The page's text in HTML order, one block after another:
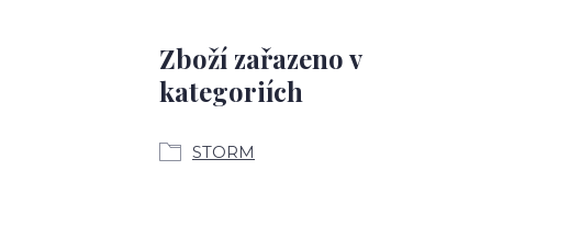
Zboží zařazeno v
kategoriích
STORM